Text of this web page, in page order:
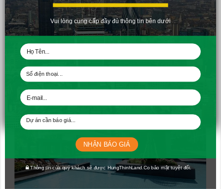
Vui lòng cung cấp đầy đủ thông tin bên dưới
Thông tin của quý khách sẽ được HungThinhLand.Co bảo mật tuyệt đối.
NHẬN BÁO GIÁ